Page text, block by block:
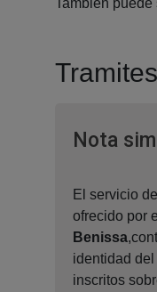
También
Nota
El servicio
ofrecido por
Benissa
identidad
inscritos